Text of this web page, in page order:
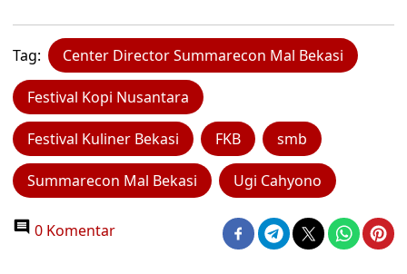
Tag: Center Director Summarecon Mal Bekasi
Festival Kopi Nusantara
Festival Kuliner Bekasi FKB smb
Summarecon Mal Bekasi Ugi Cahyono
0 Komentar